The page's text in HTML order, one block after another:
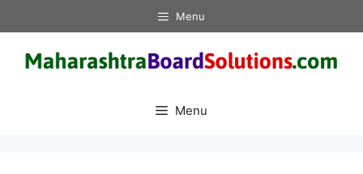
to
content
Menu
Menu